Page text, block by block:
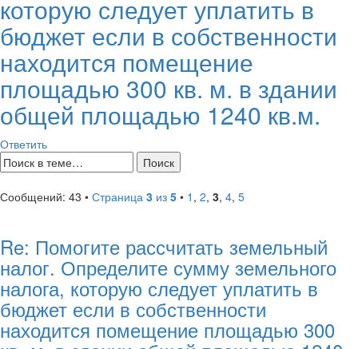
которую следует уплатить в
бюджет если в собственности
находится помещение
площадью 300 кв. м. в здании
общей площадью 1240 кв.м.
Ответить
Сообщений: 43 • Страница 3 из 5 • 1 , 2, 3, 4, 5
Re: Помогите рассчитать земельный
налог. Определите сумму земельного
налога, которую следует уплатить в
бюджет если в собственности
находится помещение площадью 300